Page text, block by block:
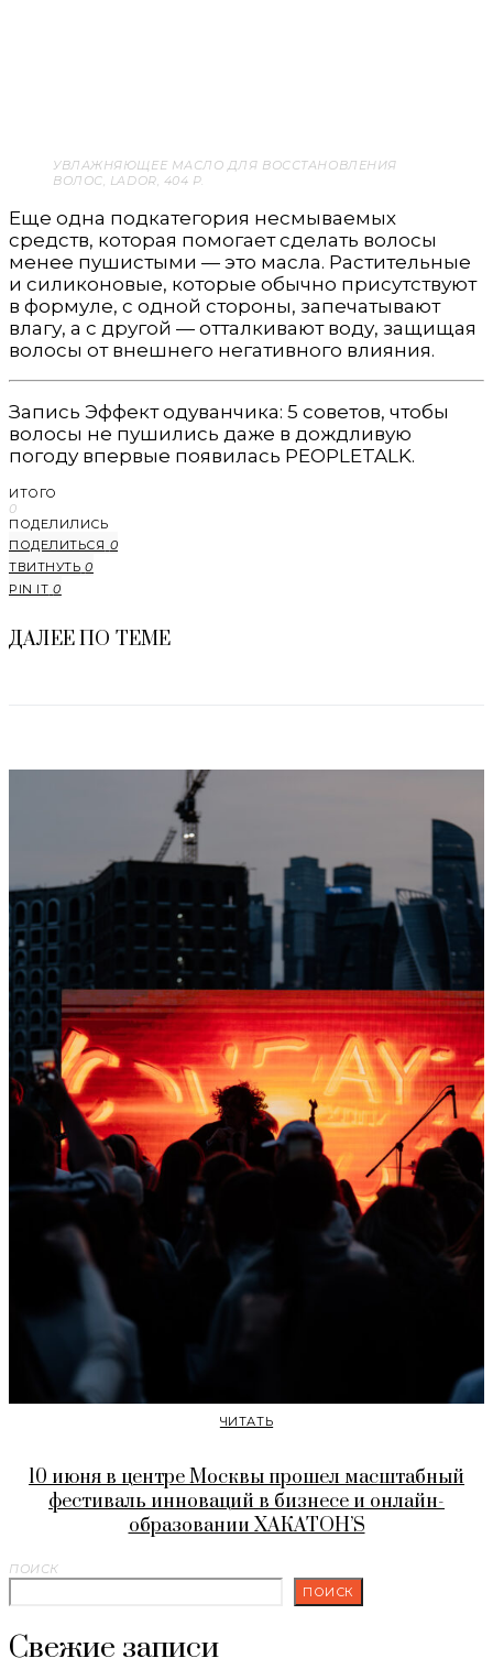
УВЛАЖНЯЮЩЕЕ МАСЛО ДЛЯ ВОССТАНОВЛЕНИЯ
ВОЛОС, LADOR, 404 Р.
Еще одна подкатегория несмываемых
средств, которая помогает сделать волосы
менее пушистыми — это масла. Растительные
и силиконовые, которые обычно присутствуют
в формуле, с одной стороны, запечатывают
влагу, а с другой — отталкивают воду, защищая
волосы от внешнего негативного влияния.
Запись Эффект одуванчика: 5 советов, чтобы
волосы не пушились даже в дождливую
погоду впервые появилась PEOPLETALK.
ИТОГО
0
ПОДЕЛИЛИСЬ
ПОДЕЛИТЬСЯ 0
ТВИТНУТЬ 0
PIN IT 0
ДАЛЕЕ ПО ТЕМЕ
ЧИТАТЬ
10 июня в центре Москвы прошел масштабный
фестиваль инноваций в бизнесе и онлайн-
образовании ХАКАТОН’S
ПОИСК
ПОИСК
Свежие записи